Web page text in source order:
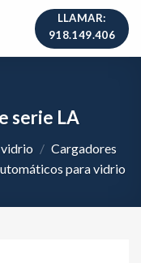
LLAMAR:
918.149.406
serie LA
/ Cargadores
para vidrio